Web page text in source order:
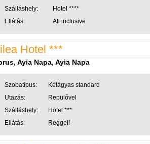
Szálláshely:
Hotel ****
Ellátás:
All inclusive
Hotel ***
Ayia Napa, Ayia Napa
Szobatípus:
Kétágyas standard
Utazás:
Repülővel
Szálláshely:
Hotel ***
Ellátás:
Reggeli